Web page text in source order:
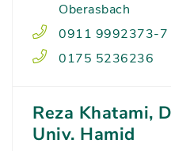
Oberasbach
0911 9992373-7
0175 5236236
Reza Khatami,
Univ. Hamid